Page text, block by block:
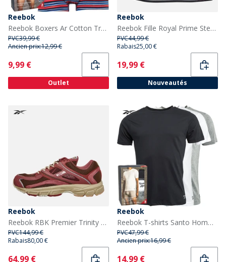
Reebok
Reebok Boxers Ar Cotton Trunks Homme Multicolore
PVC39,99 €
Ancien prix:12,99 €
Current
9,99 €
Outlet
Reebok
Reebok Fille Royal Prime Step N Flash Baskets Noir/Astro Rose/Aqua
PVC44,99 €
Rabais25,00 €
Current
19,99 €
Nouveautés
Reebok
Reebok RBK Premier Trinity KFS Baskets Mahogany
PVC144,99 €
Rabais80,00 €
Current
64,99 €
Reebok
Reebok T-shirts Santo Homme, lot de 3, Noir/Gris Chiné/blanc
PVC47,99 €
Ancien prix:16,99 €
Current
14,99 €